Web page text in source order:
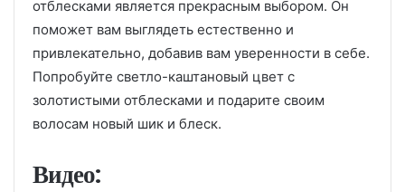
отблесками является прекрасным выбором. Он
поможет вам выглядеть естественно и
привлекательно, добавив вам уверенности в себе.
Попробуйте светло-каштановый цвет с
золотистыми отблесками и подарите своим
волосам новый шик и блеск.
Видео: